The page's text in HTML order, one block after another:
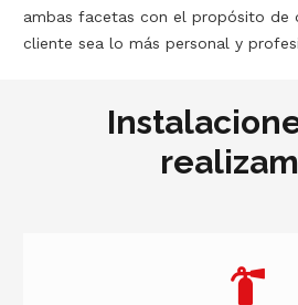
ambas facetas con el propósito de
cliente sea lo más personal y